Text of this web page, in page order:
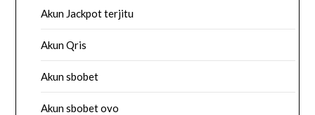
Akun Jackpot terjitu
Akun Qris
Akun sbobet
Akun sbobet ovo